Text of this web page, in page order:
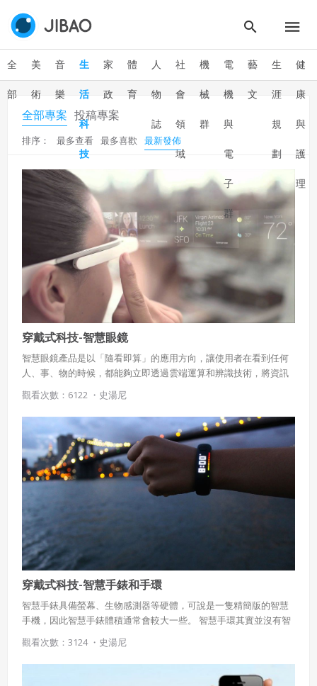
全
部
美
術
音
樂
生
活
科
技
家
政
體
育
人
物
誌
社
會
領
域
機
械
群
電
機
與
電
子
群
藝
文
生
涯
規
劃
健
康
與
護
理
全部專案 投稿專案
排序： 最多查看 最多喜歡 最新發佈
穿戴式科技-智慧眼鏡
智慧眼鏡產品是以「隨看即算」的應用方向，讓使用者在看到任何
人、事、物的時候，都能夠立即透過雲端運算和辨識技術，將資訊
即時投射至鏡片上或產生擴增實境（AR）的畫面，讓使用者不必動
手查詢，便可隨時隨地獲得眼前所看到的各種景象的相關資訊。
觀看次數：6122 ・ 史湯尼
穿戴式科技-智慧手錶和手環
智慧手錶具備螢幕、生物感測器等硬體，可說是一隻精簡版的智慧
手機，因此智慧手錶體積通常會較大一些。 智慧手環其實並沒有智
慧的功能，多半僅是紀錄人體的各種動作或生理訊號，並且將資訊
透過藍芽上傳到手機，最後由APP或雲端來對資訊做統整以及視覺
化。
觀看次數：3124 ・ 史湯尼